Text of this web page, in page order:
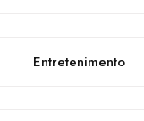
Entretenimento